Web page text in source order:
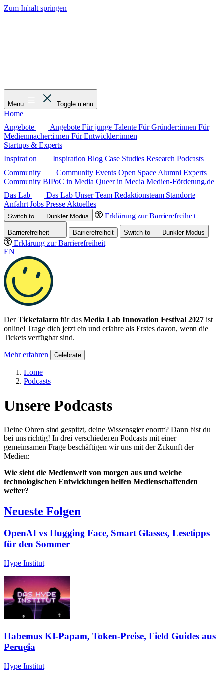
Zum Inhalt springen
Menu Toggle menu
Home
Angebote
Angebote Für junge Talente Für Gründer:innen Für
Medienmacher:innen Für Entwickler:innen
Startups & Experts
Inspiration
Inspiration Blog Case Studies Research Podcasts
Community
Community Events Open Space Alumni Experts
Community BIPoC in Media Queer in Media Medien-Förderung.de
Das Lab
Das Lab Unser Team Redaktionsteam Standorte
Anfahrt Jobs Presse Aktuelles
Switch to DunklerModus Erklärung zur Barrierefreiheit
Barrierefreiheit Barrierefreiheit Switch to DunklerModus
Erklärung zur Barrierefreiheit
EN
DerTicketalarm für das Media Lab Innovation Festival 2027 ist
online! Trage dich jetzt ein und erfahre als Erstes davon, wenn die
Tickets verfügbar sind.
Mehr erfahren Celebrate
Home
Podcasts
Unsere Podcasts
Deine Ohren sind gespitzt, deine Wissensgier enorm? Dann bist du
bei uns richtig! In drei verschiedenen Podcasts mit einer
gemeinsamen Frage beschäftigen wir uns mit der Zukunft der
Medien:
Wie sieht die Medienwelt von morgen aus und welche
technologischen Entwicklungen helfen Medienschaffenden
weiter?
Neueste Folgen
OpenAI vs Hugging Face, Smart Glasses, Lesetipps
für den Sommer
Hype Institut
Habemus KI-Papam, Token-Preise, Field Guides aus
Perugia
Hype Institut